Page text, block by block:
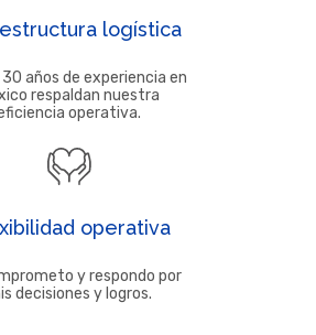
logística
30 años de experiencia en
respaldan nuestra
operativa.
operativa
y respondo por
decisiones y logros.